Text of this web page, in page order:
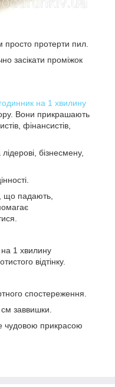
просто протерти пил.
засікати проміжок
на 1 хвилину
Вони прикрашають
фінансистів,
бізнесмену,
що падають,
1 хвилину
відтінку.
спостереження.
заввишки.
чудовою прикрасою